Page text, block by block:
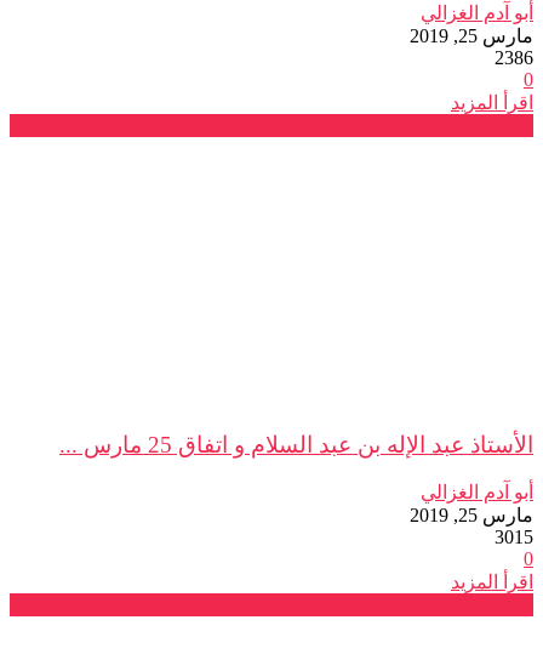
أبو آدم الغزالي
مارس 25, 2019
2386
0
اقرأ المزيد
الأستاذ عبد الإله بن عبد السلام و اتفاق 25 مارس ...
أبو آدم الغزالي
مارس 25, 2019
3015
0
اقرأ المزيد